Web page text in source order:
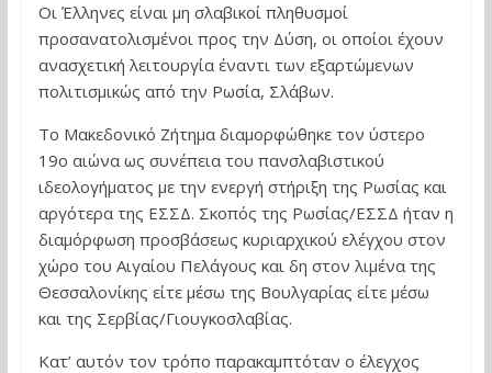
Οι Έλληνες είναι μη σλαβικοί πληθυσμοί
προσανατολισμένοι προς την Δύση, οι οποίοι έχουν
ανασχετική λειτουργία έναντι των εξαρτώμενων
πολιτισμικώς από την Ρωσία, Σλάβων.
Το Μακεδονικό Ζήτημα διαμορφώθηκε τον ύστερο
19ο αιώνα ως συνέπεια του πανσλαβιστικού
ιδεολογήματος με την ενεργή στήριξη της Ρωσίας και
αργότερα της ΕΣΣΔ. Σκοπός της Ρωσίας/ΕΣΣΔ ήταν η
διαμόρφωση προσβάσεως κυριαρχικού ελέγχου στον
χώρο του Αιγαίου Πελάγους και δη στον λιμένα της
Θεσσαλονίκης είτε μέσω της Βουλγαρίας είτε μέσω
και της Σερβίας/Γιουγκοσλαβίας.
Κατ’ αυτόν τον τρόπο παρακαμπτόταν ο έλεγχος